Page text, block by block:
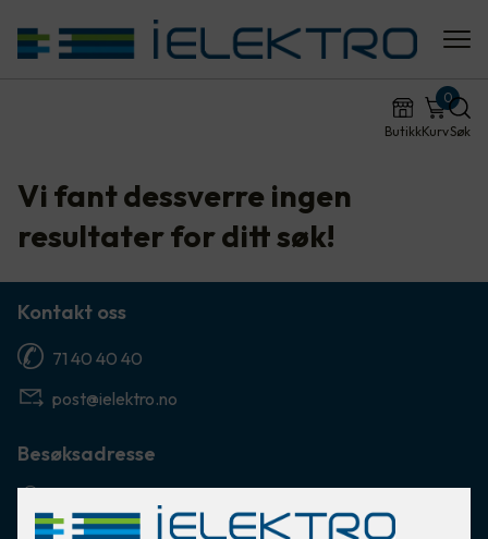
ButikkKurv
0
Søk
Vi fant dessverre ingen
resultater for ditt søk!
Kontakt oss
71 40 40 40
post@ielektro.no
Besøksadresse
Plutovegen 5, 6419 Molde